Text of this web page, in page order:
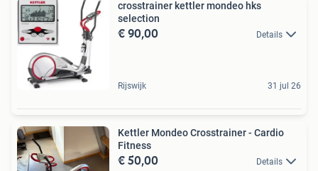
crosstrainer kettler mondeo hks
selection
€ 90,00 Details
Rijswijk 31 jul 26
Kettler Mondeo Crosstrainer - Cardio
Fitness
€ 50,00 Details